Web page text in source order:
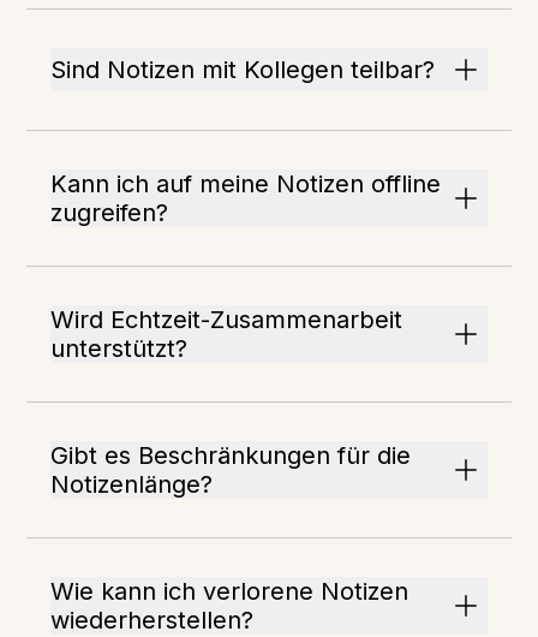
Sind Notizen mit Kollegen teilbar?
Kann ich auf meine Notizen offline
zugreifen?
Wird Echtzeit-Zusammenarbeit
unterstützt?
Gibt es Beschränkungen für die
Notizenlänge?
Wie kann ich verlorene Notizen
wiederherstellen?